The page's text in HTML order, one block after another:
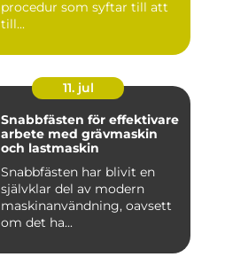
procedur som syftar till att
till...
11. jul
Snabbfästen för effektivare
arbete med grävmaskin
och lastmaskin
Snabbfästen har blivit en
självklar del av modern
maskinanvändning, oavsett
om det ha...